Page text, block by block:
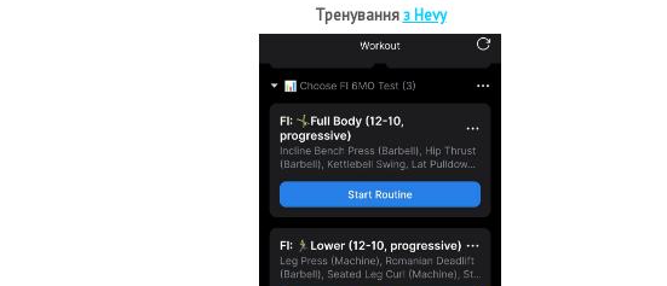
Тренуванняз Hevy